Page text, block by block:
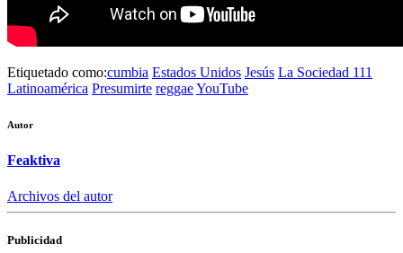
Etiquetado como:cumbia Estados Unidos Jesús La Sociedad 111
Latinoamérica Presumirte reggaeYouTube
Autor
Feaktiva
Archivos del autor
Publicidad